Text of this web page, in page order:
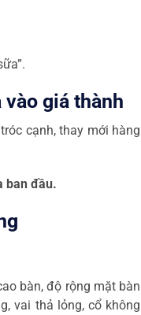
giá thành
cạnh, thay mới hàng
ban đầu.
bàn, độ rộng mặt bàn
vai thả lỏng, cổ không